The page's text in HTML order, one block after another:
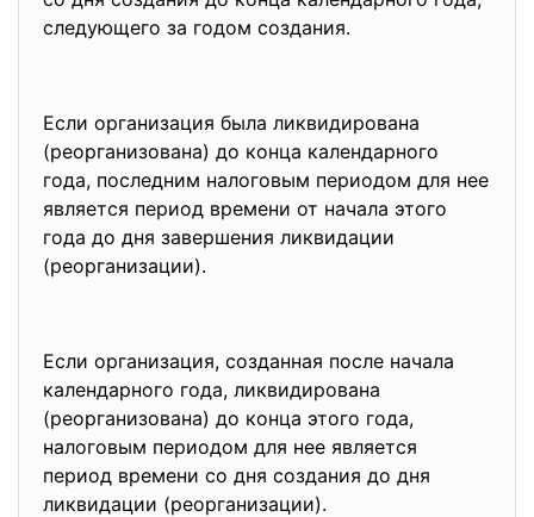
следующего за годом создания.
Если организация была ликвидирована
(реорганизована) до конца календарного
года, последним налоговым периодом для нее
является период времени от начала этого
года до дня завершения ликвидации
(реорганизации).
Если организация, созданная после начала
календарного года, ликвидирована
(реорганизована) до конца этого года,
налоговым периодом для нее является
период времени со дня создания до дня
ликвидации (реорганизации).